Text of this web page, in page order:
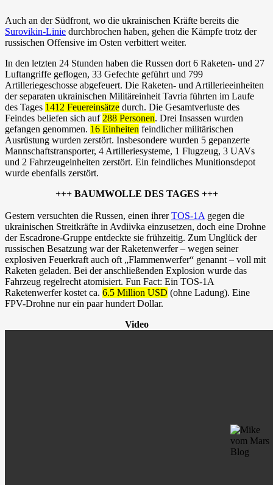
Auch an der Südfront, wo die ukrainischen Kräfte bereits die
Surovikin-Linie durchbrochen haben, gehen die Kämpfe trotz der
russischen Offensive im Osten verbittert weiter.
In den letzten 24 Stunden haben die Russen dort 6 Raketen- und 27
Luftangriffe geflogen, 33 Gefechte geführt und 799
Artilleriegeschosse abgefeuert. Die Raketen- und Artillerieeinheiten
der separaten ukrainischen Militäreinheit Tavria führten im Laufe
des Tages 1412 Feuereinsätze durch. Die Gesamtverluste des
Feindes beliefen sich auf 288 Personen. Drei Insassen wurden
gefangen genommen. 16 Einheiten feindlicher militärischen
Ausrüstung wurden zerstört. Insbesondere wurden 5 gepanzerte
Mannschaftstransporter, 4 Artilleriesysteme, 1 Flugzeug, 3 UAVs
und 2 Fahrzeugeinheiten zerstört. Ein feindliches Munitionsdepot
wurde ebenfalls zerstört.
+++ BAUMWOLLE DES TAGES +++
Gestern versuchten die Russen, einen ihrerTOS-1A gegen die
ukrainischen Streitkräfte in Avdiivka einzusetzen, doch eine Drohne
der Escadrone-Gruppe entdeckte sie frühzeitig. Zum Unglück der
russischen Besatzung war der Raketenwerfer – wegen seiner
explosiven Feuerkraft auch oft „Flammenwerfer“ genannt – voll mit
Raketen geladen. Bei der anschließenden Explosion wurde das
Fahrzeug regelrecht atomisiert. Fun Fact: Ein TOS-1A
Raketenwerfer kostet ca. 6.5 Million USD (ohne Ladung). Eine
FPV-Drohne nur ein paar hundert Dollar.
Video